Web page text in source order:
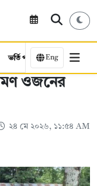
ভর্তি পরীক্ষা কর্মসংস্থান
Eng
মণ ওজনের
২৪ মে ২০২৬, ১১:৫৪ AM